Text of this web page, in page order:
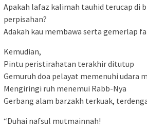
Apakah lafaz kalimah tauhid terucap di
perpisahan?
Adakah kau membawa serta gemerlap
Kemudian,
Pintu peristirahatan terakhir ditutup
Gemuruh doa pelayat memenuhi udara
Mengiringi ruh menemui Rabb-Nya
Gerbang alam barzakh terkuak,
“Duhai nafsul mutmainnah!